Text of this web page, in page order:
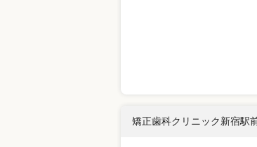
矯正歯科クリニック新宿駅